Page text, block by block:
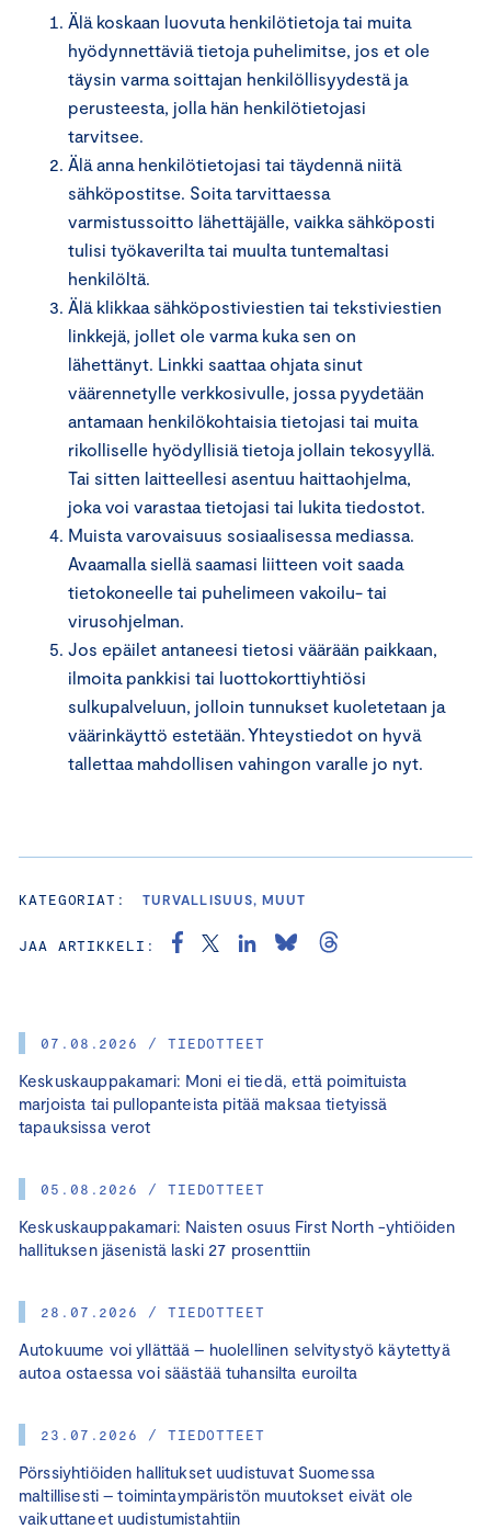
07.08.2026 / TIEDOTTEET
Keskuskauppakamari: Moni ei tiedä, että poimituista
marjoista tai pullopanteista pitää maksaa tietyissä
tapauksissa verot
05.08.2026 / TIEDOTTEET
Keskuskauppakamari: Naisten osuus First North -yhtiöiden
hallituksen jäsenistä laski 27 prosenttiin
28.07.2026 / TIEDOTTEET
Autokuume voi yllättää – huolellinen selvitystyö käytettyä
autoa ostaessa voi säästää tuhansilta euroilta
23.07.2026 / TIEDOTTEET
Pörssiyhtiöiden hallitukset uudistuvat Suomessa
maltillisesti – toimintaympäristön muutokset eivät ole
vaikuttaneet uudistumistahtiin
Älä koskaan luovuta henkilötietoja tai muita
hyödynnettäviä tietoja puhelimitse, jos et ole
täysin varma soittajan henkilöllisyydestä ja
perusteesta, jolla hän henkilötietojasi
tarvitsee.
Älä anna henkilötietojasi tai täydennä niitä
sähköpostitse. Soita tarvittaessa
varmistussoitto lähettäjälle, vaikka sähköposti
tulisi työkaverilta tai muulta tuntemaltasi
henkilöltä.
Älä klikkaa sähköpostiviestien tai tekstiviestien
linkkejä, jollet ole varma kuka sen on
lähettänyt. Linkki saattaa ohjata sinut
väärennetylle verkkosivulle, jossa pyydetään
antamaan henkilökohtaisia tietojasi tai muita
rikolliselle hyödyllisiä tietoja jollain tekosyyllä.
Tai sitten laitteellesi asentuu haittaohjelma,
joka voi varastaa tietojasi tai lukita tiedostot.
Muista varovaisuus sosiaalisessa mediassa.
Avaamalla siellä saamasi liitteen voit saada
tietokoneelle tai puhelimeen vakoilu- tai
virusohjelman.
Jos epäilet antaneesi tietosi väärään paikkaan,
ilmoita pankkisi tai luottokorttiyhtiösi
sulkupalveluun, jolloin tunnukset kuoletetaan ja
väärinkäyttö estetään. Yhteystiedot on hyvä
tallettaa mahdollisen vahingon varalle jo nyt.
KATEGORIAT: TURVALLISUUS, MUUT
JAA ARTIKKELI: